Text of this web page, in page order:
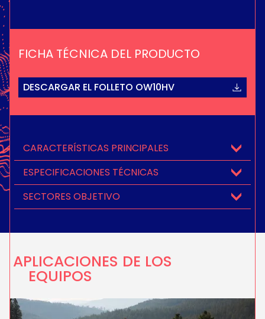
CARACTERÍSTICAS PRINCIPALES
ESPECIFICACIONES TÉCNICAS
SECTORES OBJETIVO
FICHA TÉCNICA DEL PRODUCTO
DESCARGAR EL FOLLETO OW10HV
APLICACIONES DE LOS
EQUIPOS